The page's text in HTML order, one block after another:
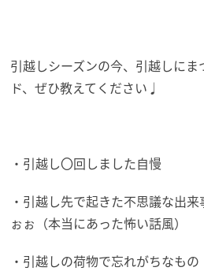
引越しシーズンの今、引越しに
ド、ぜひ教えてください♩
・引越し〇回しました自慢
・引越し先で起きた不思議な出
ぉぉ（本当にあった怖い話風）
・引越しの荷物で忘れがちなも